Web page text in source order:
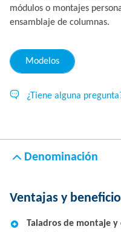
módulos o montajes
ensamblaje de columnas.
Modelos
¿Tiene alguna
Denominación
Ventajas y
Taladros de montaje y